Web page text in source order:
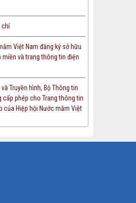
chí
Việt Nam đăng ký sở hữu
miền và trang thông tin điện
Truyền hình, Bộ Thông tin
cấp phép cho Trang thông tin
của Hiệp hội Nước mắm Việt